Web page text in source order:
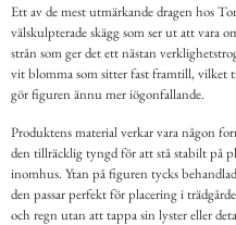
Ett av de mest utmärkande dragen hos
välskulpterade skägg som ser ut att vara
strån som ger det ett nästan
vit blomma som sitter fast framtill, vilket
gör figuren ännu mer iögonfallande.
Produktens material verkar vara någon
den tillräcklig tyngd för att stå stabilt på
inomhus. Ytan på figuren tycks
den passar perfekt för placering i
och regn utan att tappa sin lyster eller